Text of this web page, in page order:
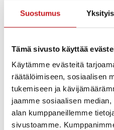
Suostumus
Tämä sivusto käyttää
Käytämme evästeitä
räätälöimiseen, sosiaalisen
tukemiseen ja
jaamme sosiaalisen
alan kumppaneillemme
sivustoamme.
elinympäristömme on.
läheisyysperiaatteesta,
kunnanjohtajat sanovat.
Valtionavut – osa
Kunnanjohtajat haluavat
valtionavuista.